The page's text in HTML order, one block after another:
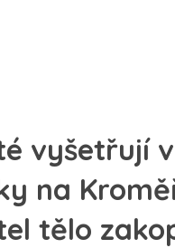
vyšetřují
na
tělo